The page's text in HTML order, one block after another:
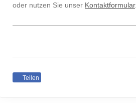
oder nutzen Sie unser Kontaktformular.
Teilen